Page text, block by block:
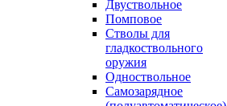
Двуствольное
Помповое
Стволы для
гладкоствольного
оружия
Одноствольное
Самозарядное